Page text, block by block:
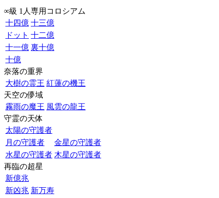
∞級 1人専用コロシアム
十四億 十三億
ドット 十二億
十一億 裏十億
十億
奈落の重界
大樹の霊王 紅蓮の機王
天空の儚域
霧雨の魔王 風雲の龍王
守霊の天体
太陽の守護者
月の守護者
金星の守護者
水星の守護者 木星の守護者
再臨の超星
新億兆
新凶兆 新万寿